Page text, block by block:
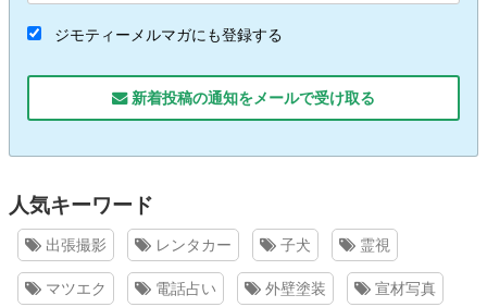
ジモティーメルマガにも登録する
新着投稿の通知をメールで受け取る
人気キーワード
出張撮影 レンタカー 子犬 霊視
マツエク 電話占い 外壁塗装 宣材写真